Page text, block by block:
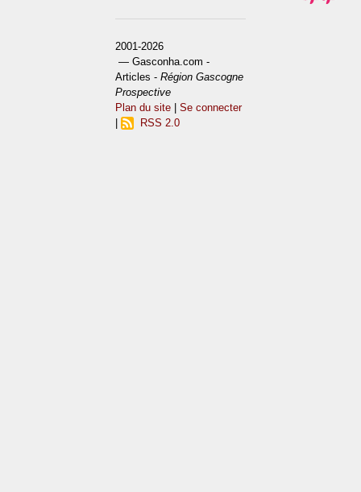
2001-2026
— Gasconha.com -
Articles -Région Gascogne
Prospective
Plan du site |Se connecter
RSS 2.0